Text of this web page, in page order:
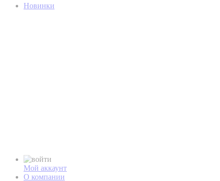
Новинки
Мой аккаунт
О компании